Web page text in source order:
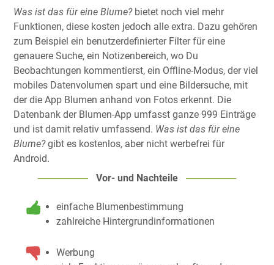
Was ist das für eine Blume?bietet noch viel mehr
Funktionen, diese kosten jedoch alle extra. Dazu gehören
zum Beispiel ein benutzerdefinierter Filter für eine
genauere Suche, ein Notizenbereich, wo Du
Beobachtungen kommentierst, ein Offline-Modus, der viel
mobiles Datenvolumen spart und eine Bildersuche, mit
der die App Blumen anhand von Fotos erkennt. Die
Datenbank der Blumen-App umfasst ganze 999 Einträge
und ist damit relativ umfassend. Was ist das für eine
Blume?gibt es kostenlos, aber nicht werbefrei für
Android.
Vor- und Nachteile
einfache Blumenbestimmung
zahlreiche Hintergrundinformationen
Werbung